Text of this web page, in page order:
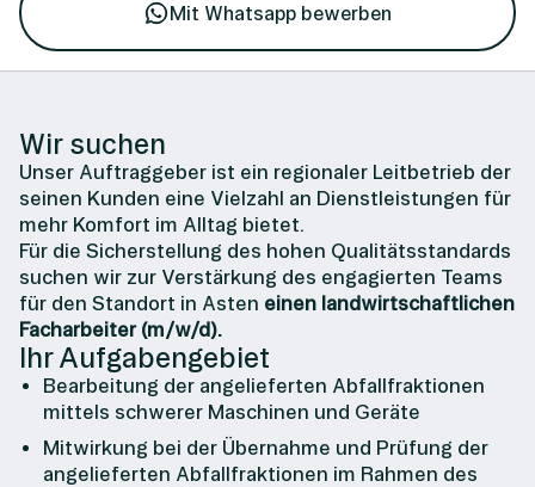
Mit Whatsapp bewerben
Wir suchen
Unser Auftraggeber ist ein regionaler Leitbetrieb der
seinen Kunden eine Vielzahl an Dienstleistungen für
mehr Komfort im Alltag bietet.
Für die Sicherstellung des hohen Qualitätsstandards
suchen wir zur Verstärkung des engagierten Teams
für den Standort in Asten einen landwirtschaftlichen
Facharbeiter (m/w/d).
Ihr Aufgabengebiet
Bearbeitung der angelieferten Abfallfraktionen
mittels schwerer Maschinen und Geräte
Mitwirkung bei der Übernahme und Prüfung der
angelieferten Abfallfraktionen im Rahmen des